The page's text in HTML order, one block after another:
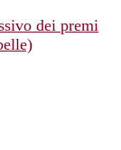
dei premi